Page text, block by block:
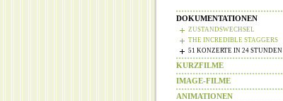
DOKUMENTATIONEN
ZUSTANDSWECHSEL
THE INCREDIBLE STAGGERS
51 KONZERTE IN 24 STUNDEN
KURZFILME
IMAGE-FILME
ANIMATIONEN